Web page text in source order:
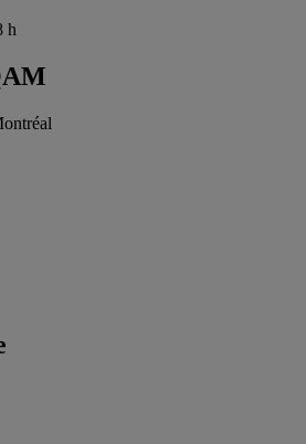
h